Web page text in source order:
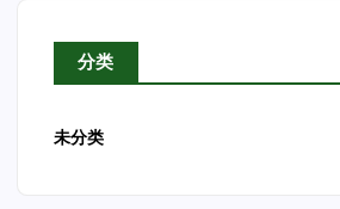
分类
未分类